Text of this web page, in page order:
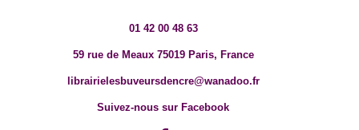
01 42 00 48 63
59 rue de Meaux 75019 Paris, France
librairielesbuveursdencre@wanadoo.fr
Suivez-nous sur Facebook